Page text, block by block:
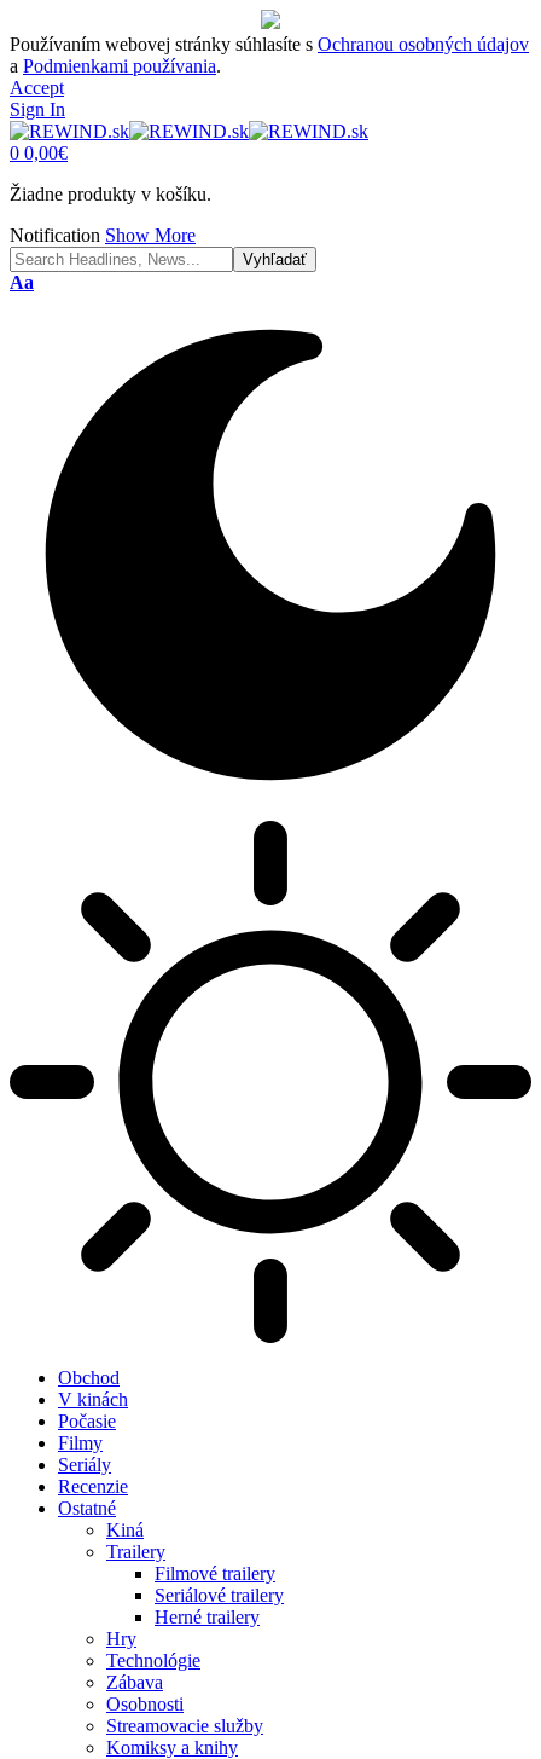
Používaním webovej stránky súhlasíte s Ochranou osobných údajov
a Podmienkami používania.
Accept
Sign In
0 0,00€
Žiadne produkty v košíku.
Notification Show More
Font
Aa
Obchod
V kinách
Počasie
Filmy
Seriály
Recenzie
Ostatné
Kiná
Trailery
Filmové trailery
Seriálové trailery
Herné trailery
Hry
Technológie
Zábava
Osobnosti
Streamovacie služby
Komiksy a knihy